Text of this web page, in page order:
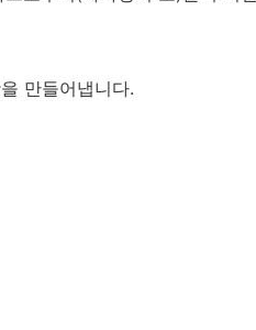
만들어냅니다.